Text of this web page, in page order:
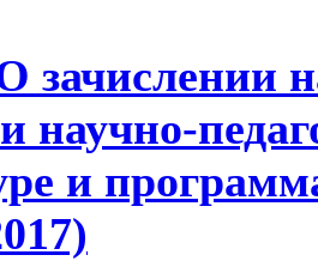
научно-
и